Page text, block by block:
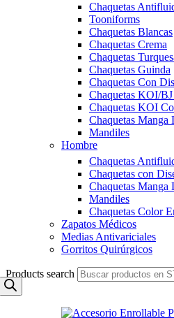
Chaquetas
Tooniforms
Chaquetas Blancas
Chaquetas Crema
Chaquetas
Chaquetas Guinda
Chaquetas Con
Chaquetas KOI/
Chaquetas KOI
Chaquetas Manga
Mandiles
Hombre
Chaquetas
Chaquetas con
Chaquetas Manga
Mandiles
Chaquetas Color
Zapatos Médicos
Medias Antivariciales
Gorritos Quirúrgicos
Products search